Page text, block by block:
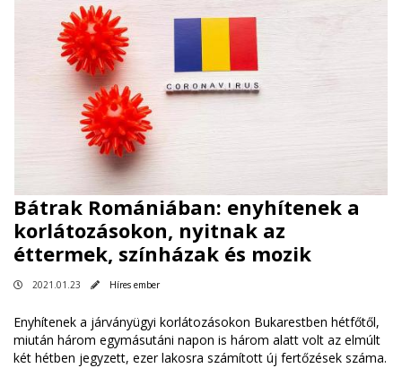
Bátrak Romániában: enyhítenek a
korlátozásokon, nyitnak az
éttermek, színházak és mozik
2021.01.23 Híres ember
Enyhítenek a járványügyi korlátozásokon Bukarestben hétfőtől,
miután három egymásutáni napon is három alatt volt az elmúlt
két hétben jegyzett, ezer lakosra számított új fertőzések száma.